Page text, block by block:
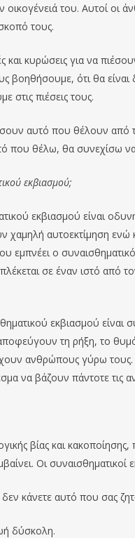
οικογένειά του. Αυτοί οι
τους.
και κυρώσεις για να
ότι θα είναι
πιέσεις τους.
αυτό που θέλουν από
που θέλω, θα συνεχίσω
εκβιασμού;
εκβιασμού είναι
χαμηλή αυτοεκτίμηση
εμπνέει ο
σε έναν ιστό από
εκβιασμού είναι
τη ρήξη, το
ανθρώπους γύρω τους.
να βάζουν πάντοτε τις
βίας και
Οι συναισθηματικοί
κάνετε αυτό που σας
δύσκολη.